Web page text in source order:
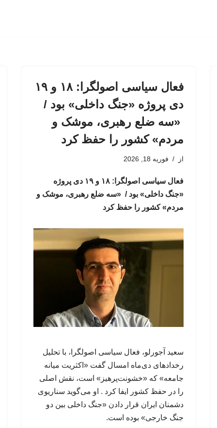
فعال سیاسی اصولگرا: ۱۸ و ۱۹
دی پروژه «جنگ داخلی» بود /
«سه ضلع رهبری، موشک و
مردم» کشور را حفظ کرد
از فوریه 18, 2026
فعال سیاسی اصولگرا: ۱۸ و ۱۹ دی پروژه
«جنگ داخلی» بود / «سه ضلع رهبری، موشک و
مردم» کشور را حفظ کرد
سعید آجورلو، فعال سیاسی اصولگرا، با تحلیل
رخدادهای دی‌ماه امسال گفت «اکثریت میانه
جامعه» که «خشونت‌پرهیز» است، نقش اصلی
را در حفظ کشور ایفا کرد . او می‌گوید سناریوی
دشمنان ایران قرار دادن «جنگ داخلی بین دو
جنگ خارجی» بوده است.